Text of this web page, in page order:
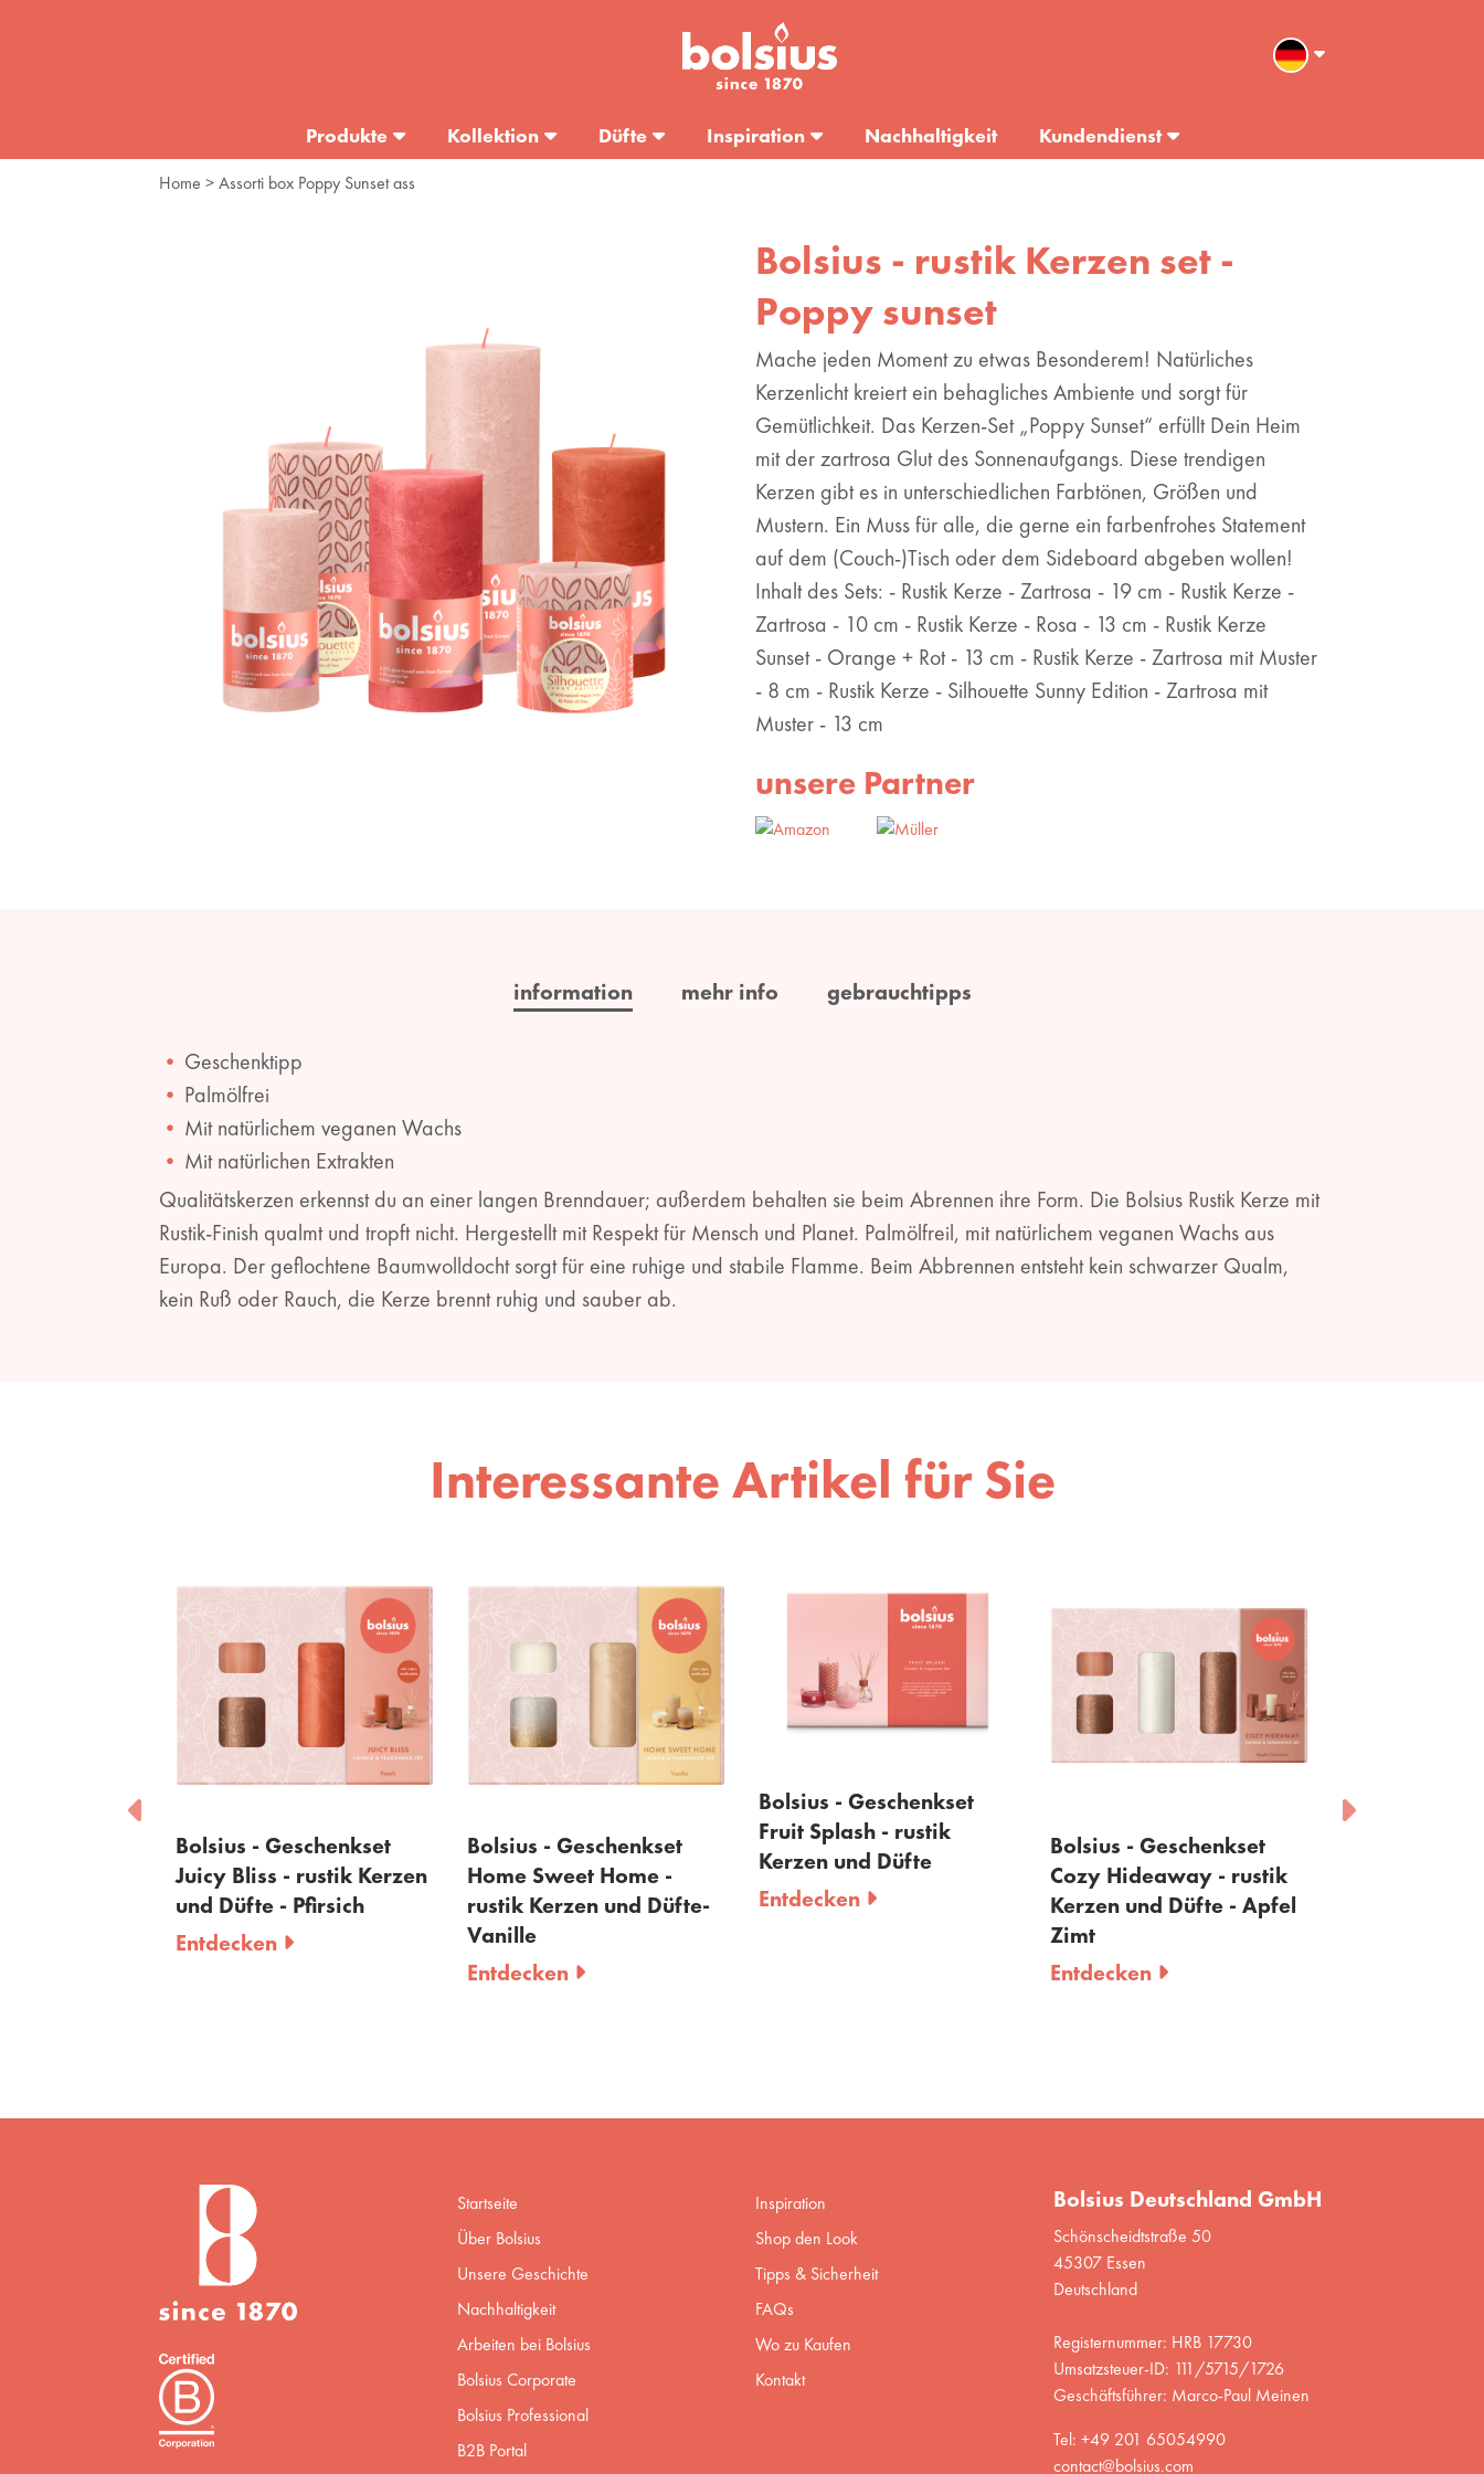
Produkte Kollektion Düfte Inspiration Nachhaltigkeit Kundendienst
Home > Assorti box Poppy Sunset ass
Bolsius - rustik Kerzen set -
Poppy sunset
Mache jeden Moment zu etwas Besonderem! Natürliches
Kerzenlicht kreiert ein behagliches Ambiente und sorgt für
Gemütlichkeit. Das Kerzen-Set „Poppy Sunset“ erfüllt Dein Heim
mit der zartrosa Glut des Sonnenaufgangs. Diese trendigen
Kerzen gibt es in unterschiedlichen Farbtönen, Größen und
Mustern. Ein Muss für alle, die gerne ein farbenfrohes Statement
auf dem (Couch-)Tisch oder dem Sideboard abgeben wollen!
Inhalt des Sets: - Rustik Kerze - Zartrosa - 19 cm - Rustik Kerze -
Zartrosa - 10 cm - Rustik Kerze - Rosa - 13 cm - Rustik Kerze
Sunset - Orange + Rot - 13 cm - Rustik Kerze - Zartrosa mit Muster
- 8 cm - Rustik Kerze - Silhouette Sunny Edition - Zartrosa mit
Muster - 13 cm
unsere Partner
information mehr info gebrauchtipps
Geschenktipp
Palmölfrei
Mit natürlichem veganen Wachs
Mit natürlichen Extrakten
Qualitätskerzen erkennst du an einer langen Brenndauer; außerdem behalten sie beim Abrennen ihre Form. Die Bolsius Rustik Kerze mit
Rustik-Finish qualmt und tropft nicht. Hergestellt mit Respekt für Mensch und Planet. Palmölfreil, mit natürlichem veganen Wachs aus
Europa. Der geflochtene Baumwolldocht sorgt für eine ruhige und stabile Flamme. Beim Abbrennen entsteht kein schwarzer Qualm,
kein Ruß oder Rauch, die Kerze brennt ruhig und sauber ab.
Interessante Artikel für Sie
- Geschenkset
Bliss - rustik Kerzen
Bolsius - Geschenkset
Home Sweet Home -
rustik Kerzen und Düfte-
Vanille
Bolsius - Geschenkset
Fruit Splash - rustik
Kerzen und Düfte
Entdecken
Bolsius - Geschenkset
Cozy Hideaway - rustik
Kerzen und Düfte - Apfel
Bolsius - Geschenkset
Fruit Splash - rustik
Kerzen und Düfte -
Entdecken
Startseite
Über Bolsius
Unsere Geschichte
Nachhaltigkeit
Arbeiten bei Bolsius
Bolsius Corporate
Bolsius Professional
B2B Portal
Inspiration
Shop den Look
Tipps & Sicherheit
FAQs
Wo zu Kaufen
Kontakt
Bolsius Deutschland GmbH
Schönscheidtstraße 50
45307 Essen
Deutschland
Registernummer: HRB 17730
Umsatzsteuer-ID: 111/5715/1726
Geschäftsführer: Marco-Paul Meinen
Tel: +49 201 65054990
contact@bolsius.com